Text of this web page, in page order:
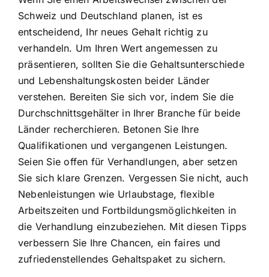
Schweiz und Deutschland planen, ist es
entscheidend, Ihr neues Gehalt richtig zu
verhandeln. Um Ihren Wert angemessen zu
präsentieren, sollten Sie die Gehaltsunterschiede
und Lebenshaltungskosten beider Länder
verstehen. Bereiten Sie sich vor, indem Sie die
Durchschnittsgehälter in Ihrer Branche für beide
Länder recherchieren. Betonen Sie Ihre
Qualifikationen und vergangenen Leistungen.
Seien Sie offen für Verhandlungen, aber setzen
Sie sich klare Grenzen. Vergessen Sie nicht, auch
Nebenleistungen wie Urlaubstage, flexible
Arbeitszeiten und Fortbildungsmöglichkeiten in
die Verhandlung einzubeziehen. Mit diesen Tipps
verbessern Sie Ihre Chancen, ein faires und
zufriedenstellendes Gehaltspaket zu sichern.